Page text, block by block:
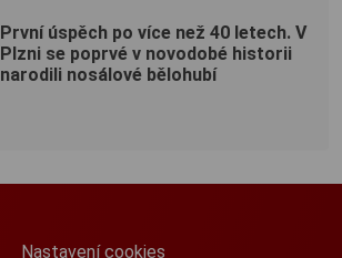
První úspěch po více než 40 letech. V
Plzni se poprvé v novodobé historii
narodili nosálové bělohubí
Nastavení cookies